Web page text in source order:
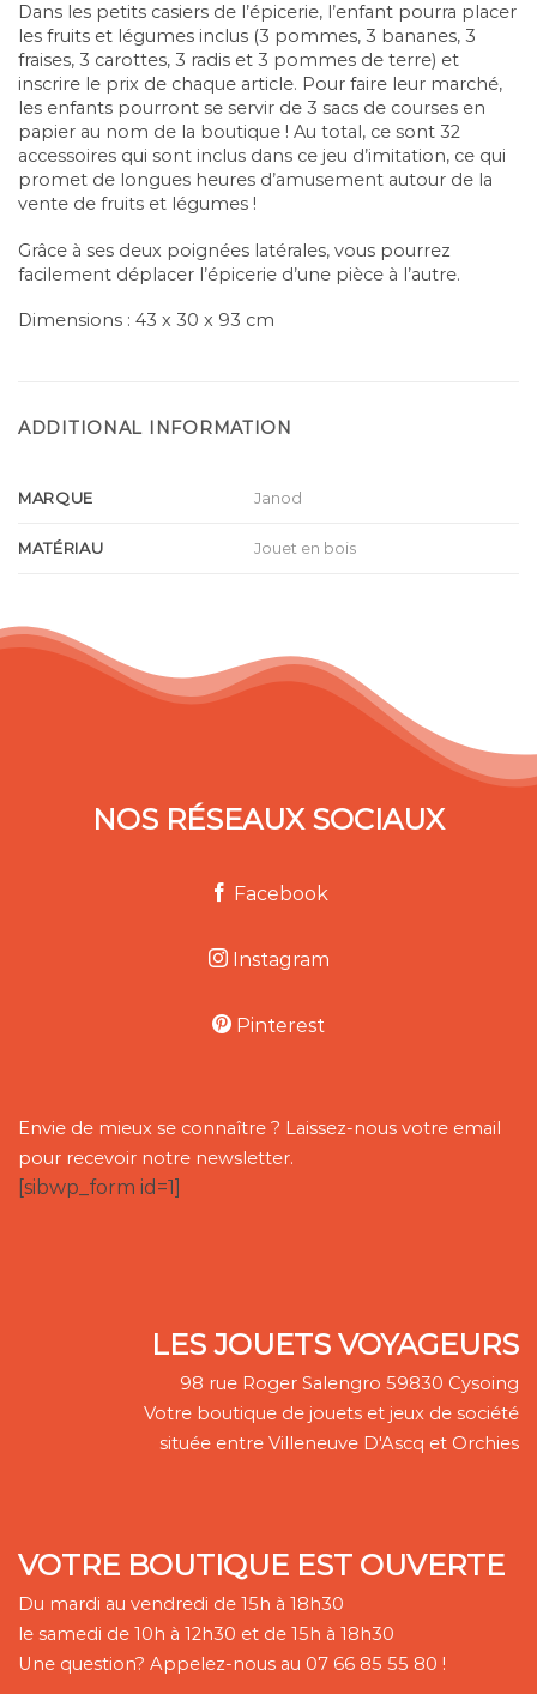
Dans les petits casiers de l’épicerie, l’enfant pourra placer
les fruits et légumes inclus (3 pommes, 3 bananes, 3
fraises, 3 carottes, 3 radis et 3 pommes de terre) et
inscrire le prix de chaque article. Pour faire leur marché,
les enfants pourront se servir de 3 sacs de courses en
papier au nom de la boutique ! Au total, ce sont 32
accessoires qui sont inclus dans ce jeu d’imitation, ce qui
promet de longues heures d’amusement autour de la
vente de fruits et légumes !
Grâce à ses deux poignées latérales, vous pourrez
facilement déplacer l’épicerie d’une pièce à l’autre.
Dimensions : 43 x 30 x 93 cm
ADDITIONAL INFORMATION
MARQUE Janod
MATÉRIAU Jouet en bois
NOS RÉSEAUX SOCIAUX
Facebook
Instagram
Pinterest
Envie de mieux se connaître ? Laissez-nous votre email
pour recevoir notre newsletter.
[sibwp_form id=1]
LES JOUETS VOYAGEURS
98 rue Roger Salengro 59830 Cysoing
Votre boutique de jouets et jeux de société
située entre Villeneuve D'Ascq et Orchies
VOTRE BOUTIQUE EST OUVERTE
Du mardi au vendredi de 15h à 18h30
le samedi de 10h à 12h30 et de 15h à 18h30
Une question? Appelez-nous au 07 66 85 55 80 !